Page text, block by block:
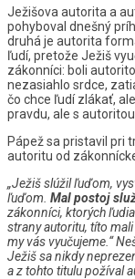
Ježišova autorita a
pohyboval dnešný
druhá je autorita
ľudí, pretože Ježiš
zákonníci: boli
nezasiahlo srdce,
čo chce ľudí zlákať,
pravdu, ale s autoritou.
Pápež sa pristavil pri
autoritu od
„Ježiš slúžil ľuďom,
ľuďom. Mal postoj
zákonníci, ktorých
strany autoritu, títo
my vás vyučujeme.“
Ježiš sa nikdy
a z tohto titulu požíval